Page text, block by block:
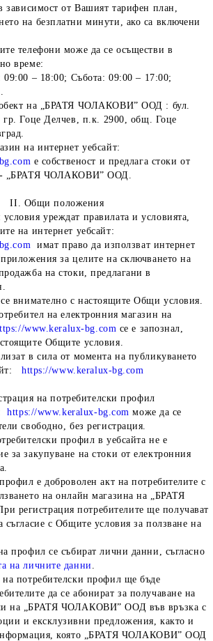
зависимост от Вашият тарифен план,
на безплатни минути, ако са включени
телефони може да се осъществи в
време:
– 18:00; Събота: 09:00 – 17:00;
обект на „БРАТЯ ЧОЛАКОВИ” ООД : бул.
Гоце Делчев, п.к. 2900, общ. Гоце
на интернет уебсайт:
е собственост и предлага стоки от
- „БРАТЯ ЧОЛАКОВИ” ООД.
II. Общи положения
уреждат правилата и условията,
на интернет уебсайт:
имат право да използват интернет
за целите на сключването на
на стоки, предлагани в
внимателно с настоящите Общи условия.
на електронния магазин на
www.keralux-bg.com се е запознал,
Общите условия.
в сила от момента на публикуването
https://www.keralux-bg.com
на потребителски профил
https://www.keralux-bg.comможе да се
свободно, без регистрация.
профил в уебсайта не е
за закупуване на стоки от електронния
е доброволен акт на потребителите с
на онлайн магазина на „БРАТЯ
потребителите ще получават
съгласие с Общите условия за ползване на
профил се събират лични данни, съгласно
на личните данни .
потребителски профил ще бъде
да се абонират за получаване на
на „БРАТЯ ЧОЛАКОВИ” ООД във връзка с
и ексклузивни предложения, както и
която „БРАТЯ ЧОЛАКОВИ” ООД